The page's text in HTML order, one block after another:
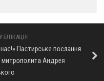
Пастирське послання
митрополита Андрея